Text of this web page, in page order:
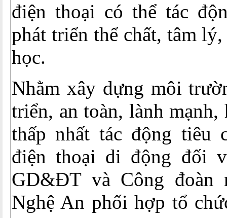
điện thoại có thể tác
phát triển thể chất, tâm
học.
Nhằm xây dựng môi
triển, an toàn, lành mạnh,
thấp nhất tác động tiêu
điện thoại di động đối
GD&ĐT và Công đoàn
Nghệ An phối hợp tổ